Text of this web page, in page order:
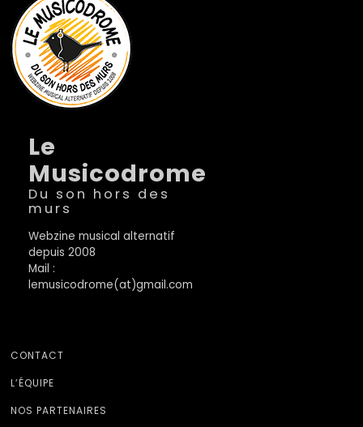
Le
Musicodrome
Du son hors des
murs
Webzine musical alternatif
depuis 2008
Mail :
lemusicodrome(at)gmail.com
CONTACT
L’ÉQUIPE
NOS PARTENAIRES